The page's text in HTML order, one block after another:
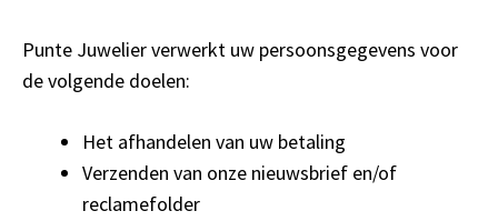
Punte Juwelier verwerkt uw persoonsgegevens voor
de volgende doelen:
Het afhandelen van uw betaling
Verzenden van onze nieuwsbrief en/of
reclamefolder